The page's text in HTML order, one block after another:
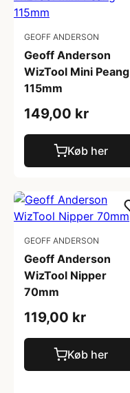
GEOFF ANDERSON
Geoff Anderson
WizTool Mini Peang
115mm
149,00 kr
Køb her
GEOFF ANDERSON
Geoff Anderson
WizTool Nipper
70mm
119,00 kr
Køb her